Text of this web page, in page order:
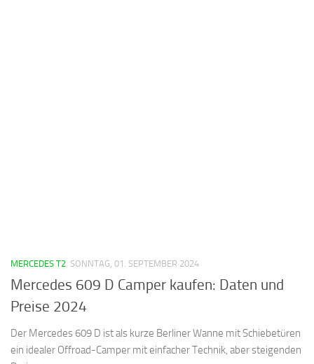
MERCEDES T2 SONNTAG, 01. SEPTEMBER 2024
Mercedes 609 D Camper kaufen: Daten und
Preise 2024
Der Mercedes 609 D ist als kurze Berliner Wanne mit Schiebetüren
ein idealer Offroad-Camper mit einfacher Technik, aber steigenden